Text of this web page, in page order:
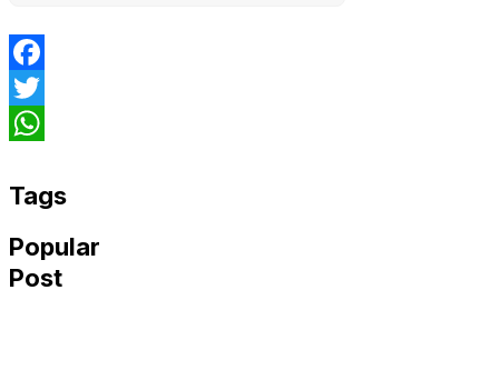
Facebook
Twitter
Tags
Popular
Post